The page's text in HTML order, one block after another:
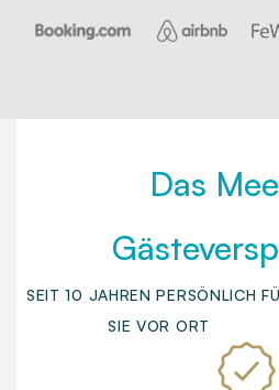
Das
SEIT 10 JAHREN PERSÖNLICH
SIE VOR ORT